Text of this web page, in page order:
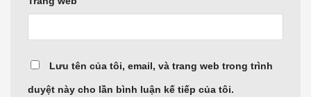
Lưu tên của tôi, email, và trang web trong trình
duyệt này cho lần bình luận kế tiếp của tôi.